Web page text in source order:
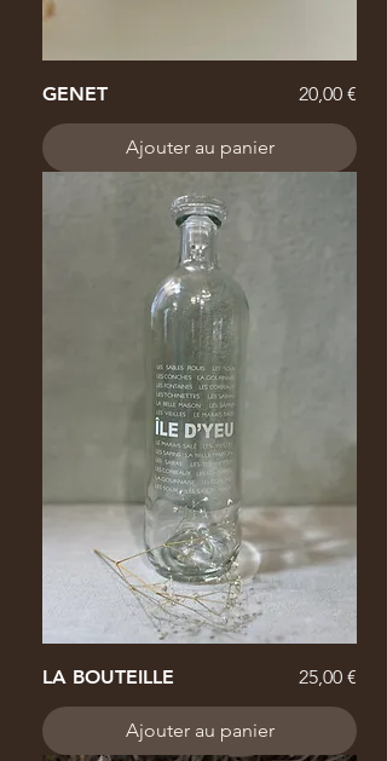
GENET Prix
20,00 €
Ajouter au panier
LA BOUTEILLE Prix
25,00 €
Ajouter au panier